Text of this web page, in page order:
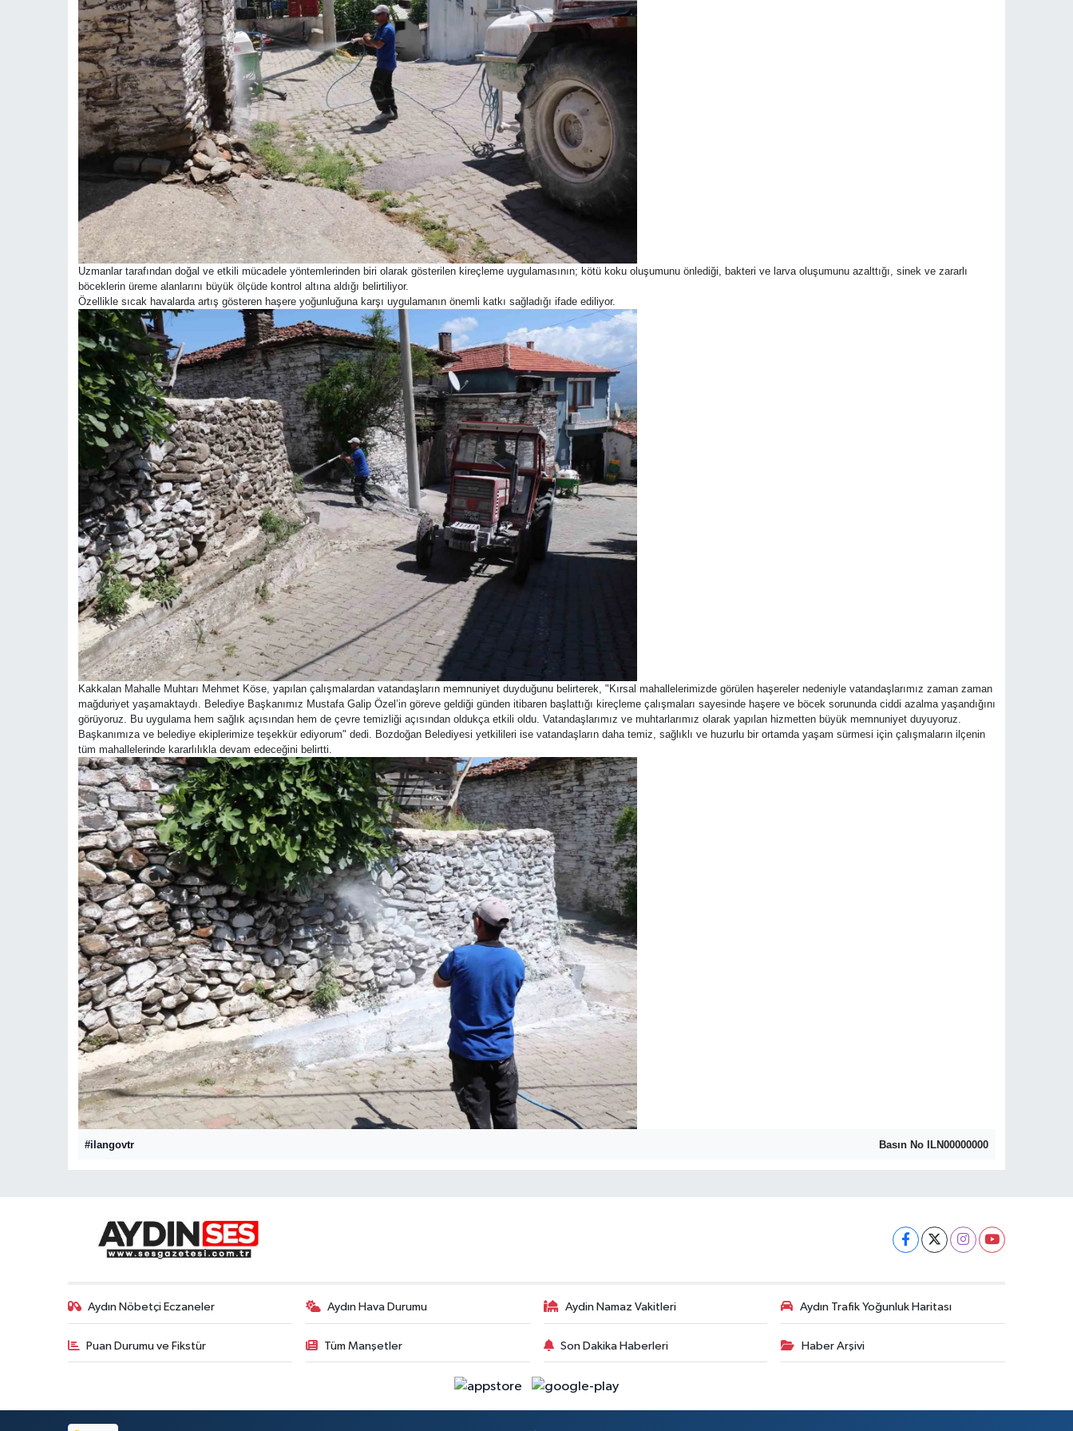
Uzmanlar tarafından doğal ve etkili mücadele yöntemlerinden biri olarak gösterilen kireçleme uygulamasının; kötü koku oluşumunu önlediği, bakteri ve larva oluşumunu azalttığı, sinek ve zararlı
böceklerin üreme alanlarını büyük ölçüde kontrol altına aldığı belirtiliyor.
Özellikle sıcak havalarda artış gösteren haşere yoğunluğuna karşı uygulamanın önemli katkı sağladığı ifade ediliyor.
Kakkalan Mahalle Muhtarı Mehmet Köse, yapılan çalışmalardan vatandaşların memnuniyet duyduğunu belirterek, "Kırsal mahallelerimizde görülen haşereler nedeniyle vatandaşlarımız zaman zaman
mağduriyet yaşamaktaydı. Belediye Başkanımız Mustafa Galip Özel’in göreve geldiği günden itibaren başlattığı kireçleme çalışmaları sayesinde haşere ve böcek sorununda ciddi azalma yaşandığını
görüyoruz. Bu uygulama hem sağlık açısından hem de çevre temizliği açısından oldukça etkili oldu. Vatandaşlarımız ve muhtarlarımız olarak yapılan hizmetten büyük memnuniyet duyuyoruz.
Başkanımıza ve belediye ekiplerimize teşekkür ediyorum" dedi. Bozdoğan Belediyesi yetkilileri ise vatandaşların daha temiz, sağlıklı ve huzurlu bir ortamda yaşam sürmesi için çalışmaların ilçenin
tüm mahallelerinde kararlılıkla devam edeceğini belirtti.
#ilangovtr Basın No ILN00000000
Aydın Nöbetçi Eczaneler Aydın Hava Durumu Aydin Namaz Vakitleri Aydın Trafik Yoğunluk Haritası
Puan Durumu ve Fikstür Tüm Manşetler Son Dakika Haberleri Haber Arşivi